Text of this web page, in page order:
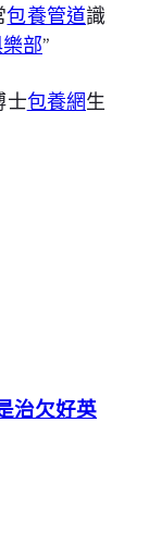
包養管道識
部”
士包養網生
治欠好英